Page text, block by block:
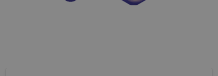
Objavte investičné príležitosti